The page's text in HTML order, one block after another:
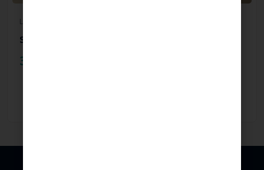
Lingerie et pyjamas d'allaitement
Short maternité Trousseau Naturel
30.00